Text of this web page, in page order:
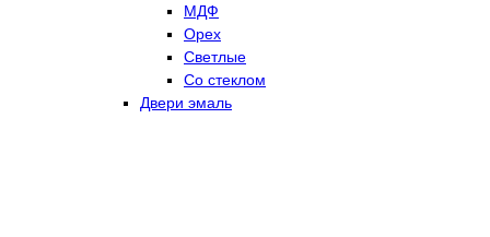
МДФ
Орех
Светлые
Со стеклом
Двери эмаль